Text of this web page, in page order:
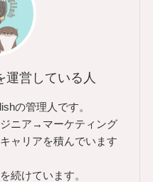
運営している人
の管理人です。
ニア→マーケティング
ャリアを積んでいます
続けています。